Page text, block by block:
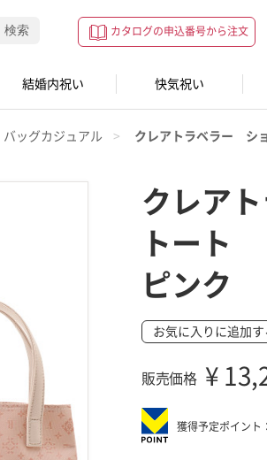
カタログの申込番号から注文
検索
結婚内祝い 快気祝い
バッグカジュアル クレアトラベラー シ
クレア
トート
ピンク
お気に入りに追加す
販売価格 ¥
獲得予定ポイント